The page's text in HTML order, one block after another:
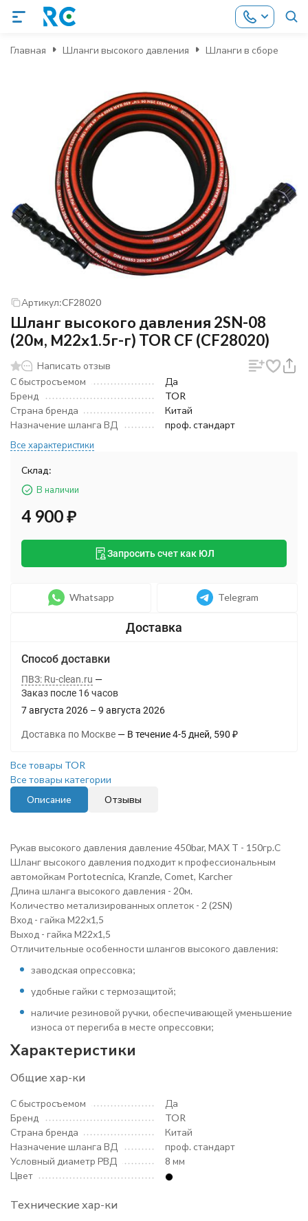
Главная Шланги высокого давления Шланги в сборе
Артикул:CF28020
Шланг высокого давления 2SN-08
(20м, М22х1.5г-г) TOR CF (CF28020)
Написать отзыв
С быстросъемом
Да
Бренд
TOR
Страна бренда
Китай
Назначение шланга ВД
проф. стандарт
Все характеристики
Склад:
В наличии
4 900₽
Запросить счет как ЮЛ
Whatsapp Telegram
Способ доставки
ПВЗ: Ru-clean.ru
Заказ после 16часов
7 августа 2026 – 9 августа 2026
Доставка по Москве В течение4-5 дней 590 ₽
Все товары TOR
Все товары категории
Описание
Отзывы
Рукав высокого давления давление 450bar, MAX T - 150гр.С
Шланг высокого давления подходит к профессиональным
автомойкам Portotecnica, Kranzle, Comet, Karcher
Длина шланга высокого давления - 20м.
Количество метализированных оплеток - 2 (2SN)
Вход - гайка М22х1,5
Выход - гайка М22х1,5
Отличительные особенности шлангов высокого давления:
заводская опрессовка;
удобные гайки с термозащитой;
наличие резиновой ручки, обеспечивающей уменьшение
износа от перегиба в месте опрессовки;
Характеристики
Общие хар-ки
С быстросъемом
Да
Бренд
TOR
Страна бренда
Китай
Назначение шланга ВД
проф. стандарт
Условный диаметр РВД
8 мм
Цвет
Технические хар-ки